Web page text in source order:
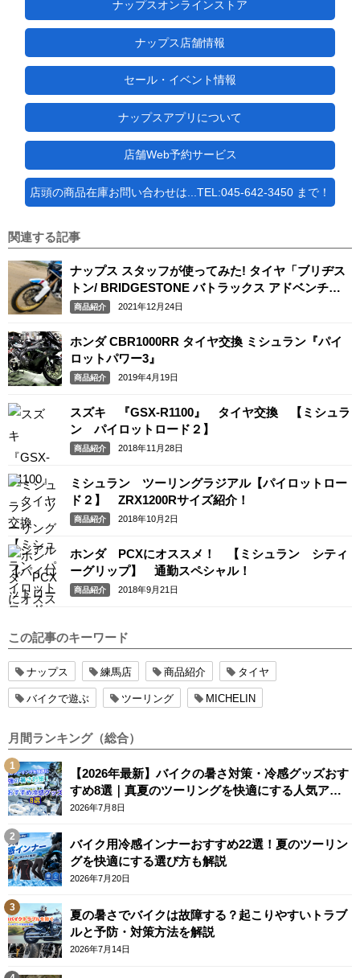
ナップスオンラインストア
ナップス店舗情報
セール・イベント情報
ナップスアプリについて
店舗Web予約サービス
店頭の商品在庫お問い合わせは...TEL:045-642-3450 まで！
関連する記事
ナップス スタッフが使ってみた! タイヤ「ブリヂス
トン/ BRIDGESTONE バトラックス アドベンチャ
ーA41」「ミシュラン / MICHELIN アナキーアドベ
商品紹介 2021年12月24日
ホンダ CBR1000RR タイヤ交換 ミシュラン『パイ
ロットパワー3』
商品紹介 2019年4月19日
スズキ 『GSX-R1100』 タイヤ交換 【ミシュラ
ン パイロットロード２】
商品紹介 2018年11月28日
ミシュラン ツーリングラジアル【パイロットロー
ド２】 ZRX1200Rサイズ紹介！
商品紹介 2018年10月2日
ホンダ PCXにオススメ！ 【ミシュラン シティ
ーグリップ】 通勤スペシャル！
商品紹介 2018年9月21日
この記事のキーワード
ナップス 練馬店 商品紹介 タイヤ
バイクで遊ぶ ツーリング MICHELIN
月間ランキング（総合）
【2026年最新】バイクの暑さ対策・冷感グッズおす
すめ8選｜真夏のツーリングを快適にする人気アイ
テム
2026年7月8日
バイク用冷感インナーおすすめ22選！夏のツーリン
グを快適にする選び方も解説
2026年7月20日
夏の暑さでバイクは故障する？起こりやすいトラブ
ルと予防・対策方法を解説
2026年7月14日